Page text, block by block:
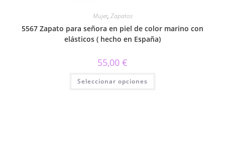
Mujer, Zapatos
5567 Zapato para señora en piel de color marino con
elásticos ( hecho en España)
55,00 €
Seleccionar opciones
Este
tiene